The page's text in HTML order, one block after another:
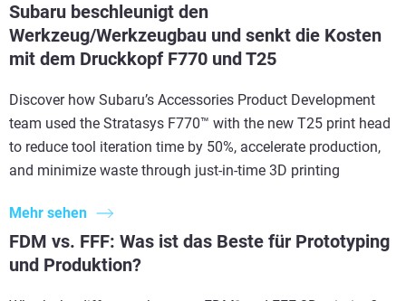
Subaru beschleunigt den
Werkzeug/Werkzeugbau und senkt die Kosten
mit dem Druckkopf F770 und T25
Discover how Subaru’s Accessories Product Development
team used the Stratasys F770™ with the new T25 print head
to reduce tool iteration time by 50%, accelerate production,
and minimize waste through just-in-time 3D printing
Mehr sehen
FDM vs. FFF: Was ist das Beste für Prototyping
und Produktion?